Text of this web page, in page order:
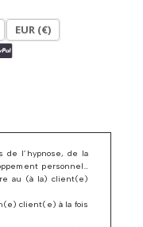
EUR (€)
de l’hypnose, de la
personnel…
au (à la) client(e)
client(e) à la fois